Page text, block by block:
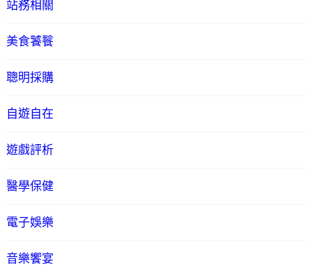
站務相關
美食饕餮
聰明採購
自遊自在
遊戲評析
醫學保健
電子娛樂
音樂饗宴